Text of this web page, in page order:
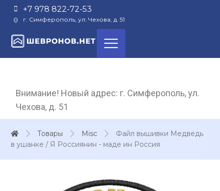
+7 978 822-72-53
г. Симферополь, ул. Чехова, д. 51
Внимание! Новый адрес: г. Симферополь, ул.
Чехова, д. 51
Товары Misc
Файл вышивки Медведь
в ушанке / Я Россиянин - маде ин Россия